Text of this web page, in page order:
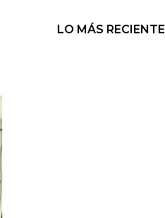
LO MÁS RECIENTE